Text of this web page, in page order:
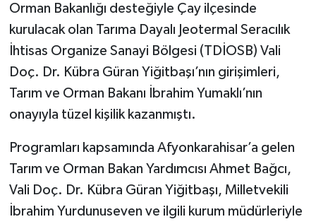
Orman Bakanlığı desteğiyle Çay ilçesinde
kurulacak olan Tarıma Dayalı Jeotermal Seracılık
İhtisas Organize Sanayi Bölgesi (TDİOSB) Vali
Doç. Dr. Kübra Güran Yiğitbaşı’nın girişimleri,
Tarım ve Orman Bakanı İbrahim Yumaklı’nın
onayıyla tüzel kişilik kazanmıştı.
Programları kapsamında Afyonkarahisar’a gelen
Tarım ve Orman Bakan Yardımcısı Ahmet Bağcı,
Vali Doç. Dr. Kübra Güran Yiğitbaşı, Milletvekili
İbrahim Yurdunuseven ve ilgili kurum müdürleriyle